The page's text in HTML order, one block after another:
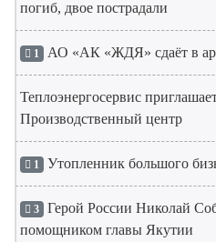
погиб, двое пострадали
1 АО «АК «ЖДЯ» сдаёт в
Теплоэнергосервис
Производственный центр
1 Утопленник большого
3 Герой России Николай
помощником главы Якутии